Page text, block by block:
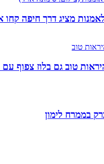
מציג דרך חיפה קחו את
גם בלוז צפוף עם
לימון